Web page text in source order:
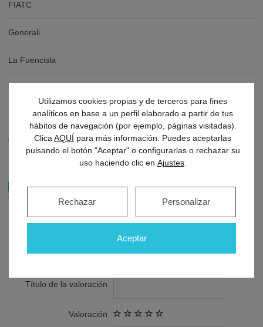
FIATC
Generali
La Fuencisla
Sanitas
Vivaz
5,0 rating based on 12.345 ratings
Valoración:
sobre5basado en valoraciones.
Nombre
Email
Título de la valoración
Valoración
Utilizamos cookies propias y de terceros para fines
analíticos en base a un perfil elaborado a partir de tus
hábitos de navegación (por ejemplo, páginas visitadas).
Clica AQUÍ para más información. Puedes aceptarlas
pulsando el botón "Aceptar" o configurarlas o rechazar su
uso haciendo clic en Ajustes.
Aceptar
Rechazar Personalizar